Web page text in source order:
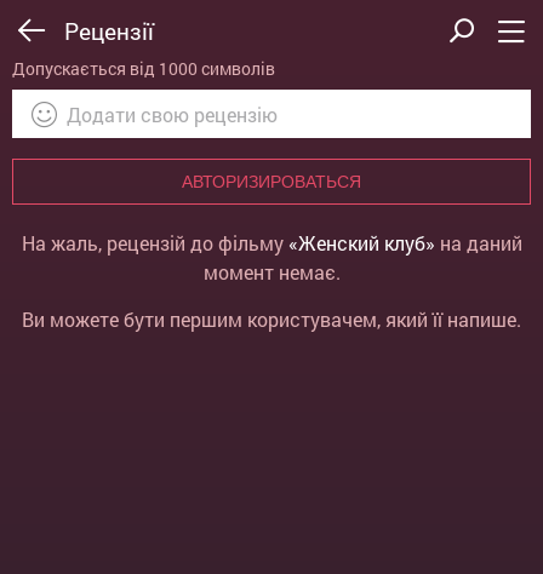
Рецензії
Допускається від 1000 символів
АВТОРИЗИРОВАТЬСЯ
На жаль, рецензій до фільму «Женский клуб» на даний
момент немає.
Ви можете бути першим користувачем, який її напише.